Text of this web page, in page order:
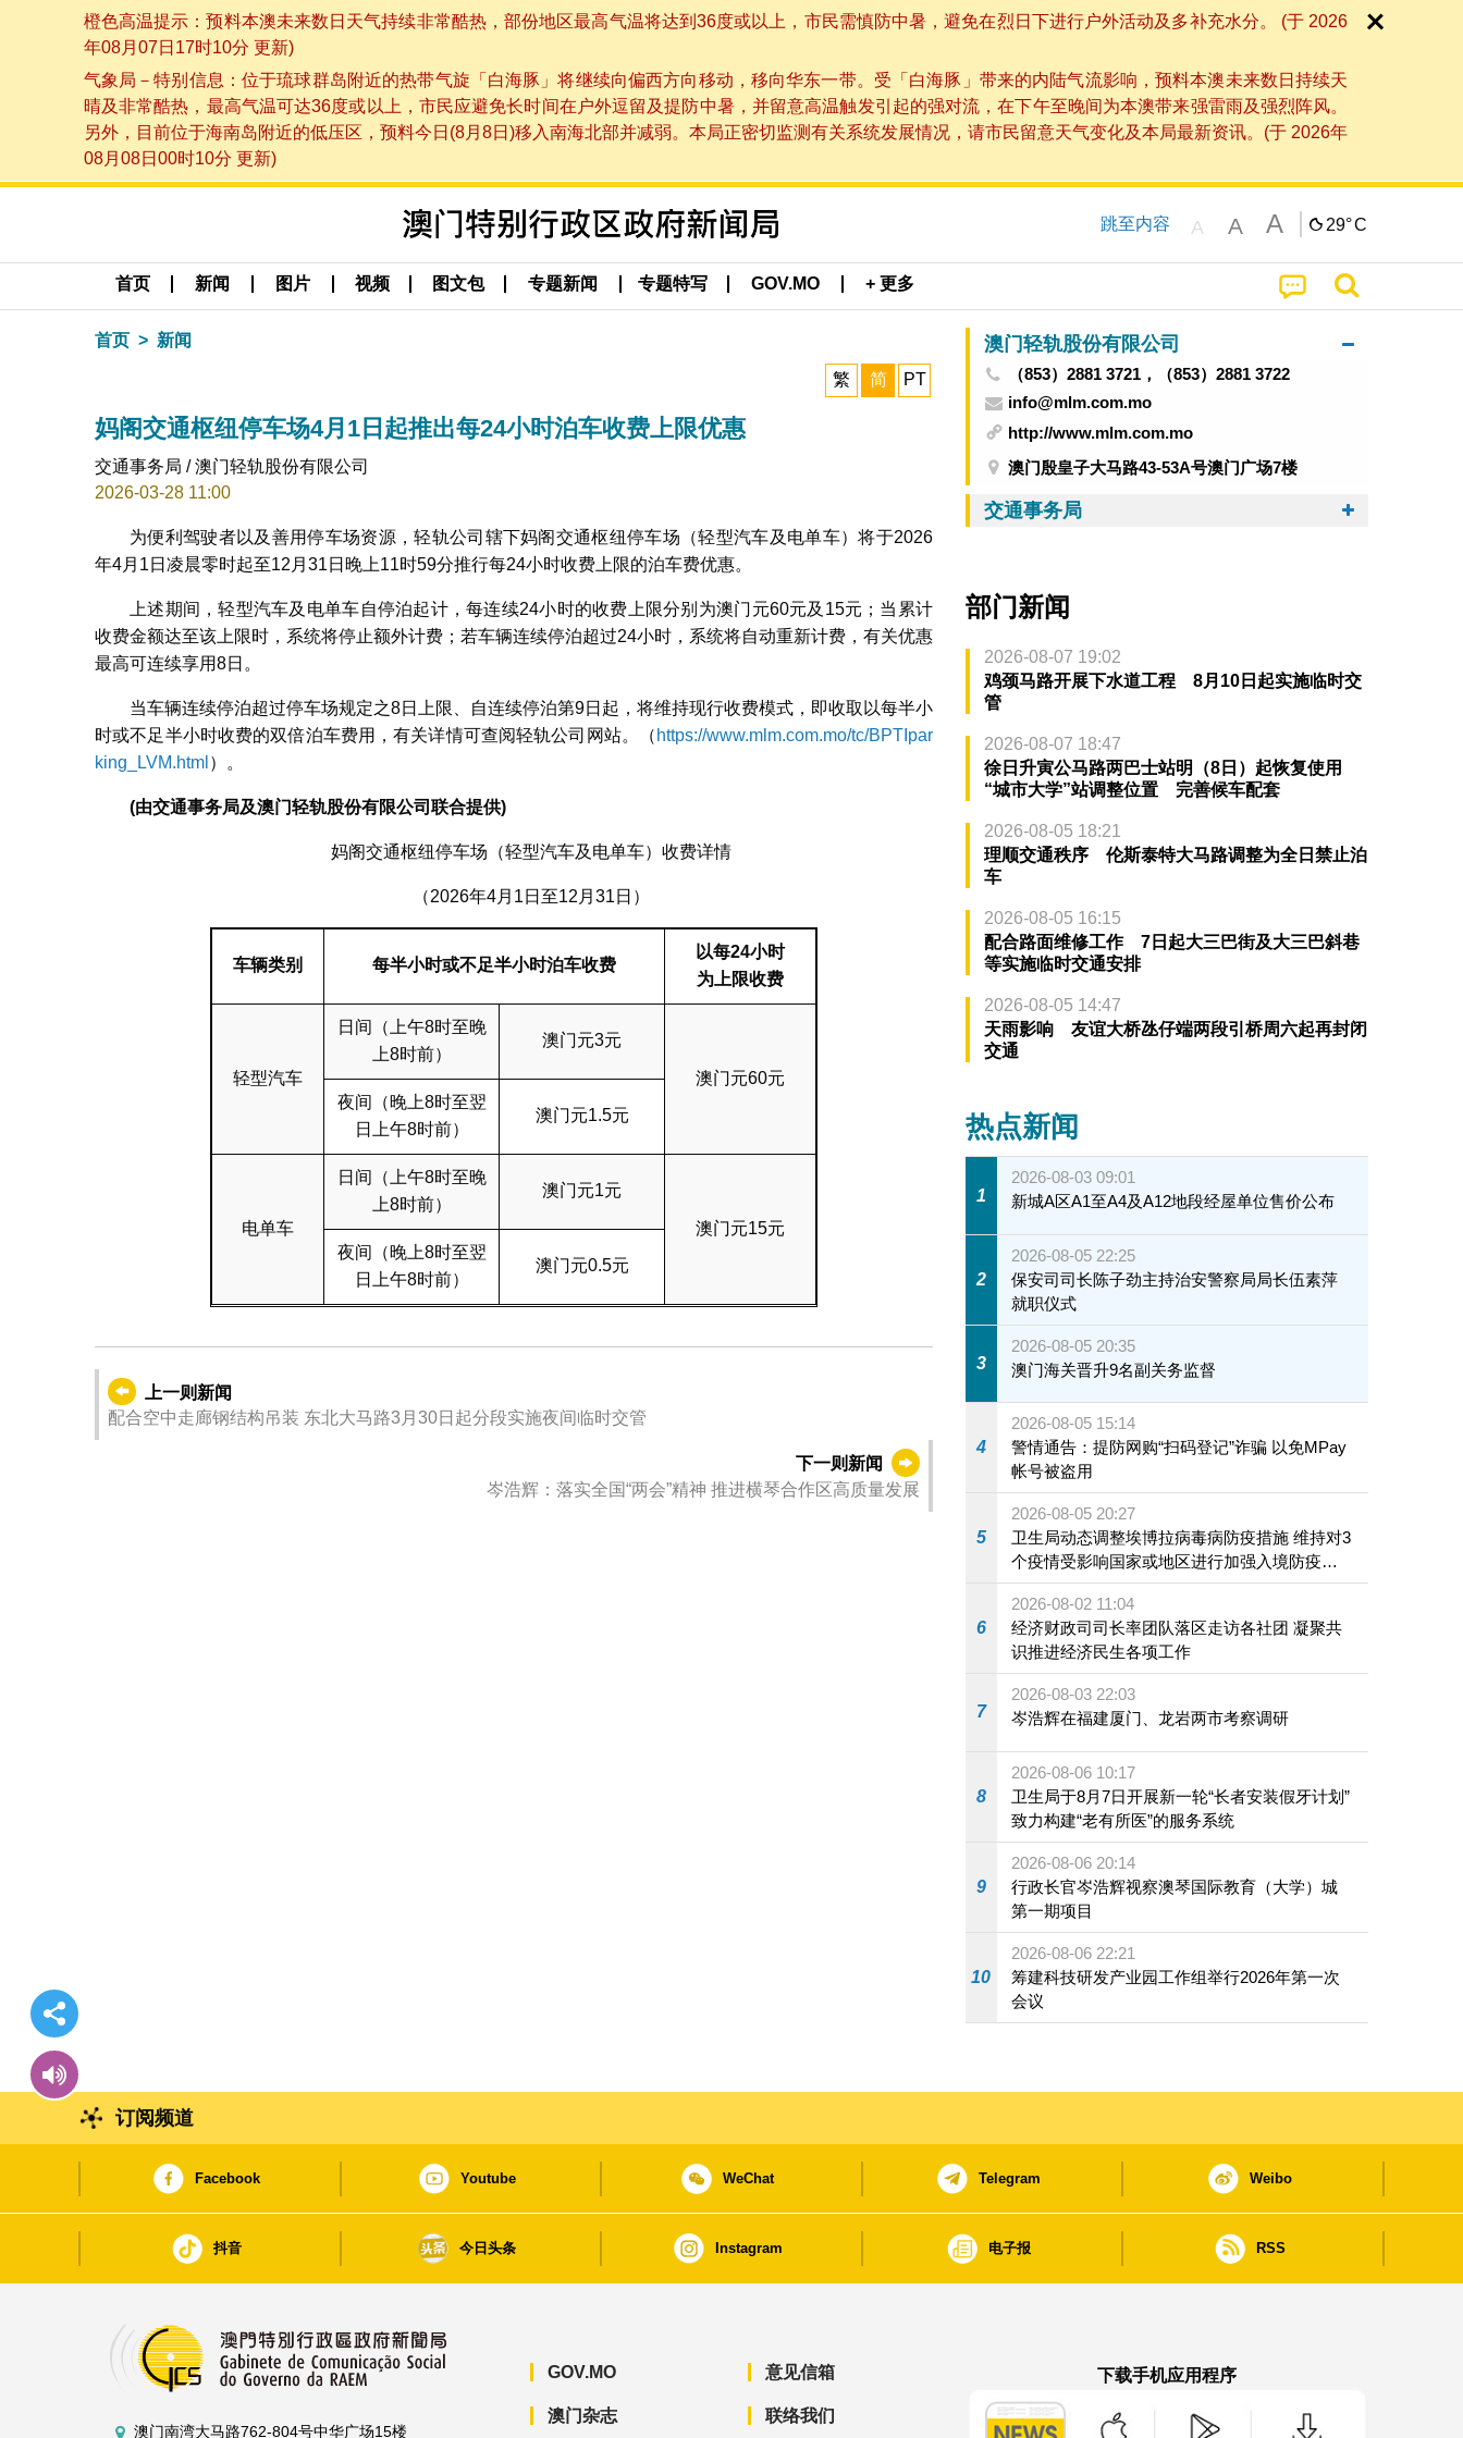
橙色高温提示：预料本澳未来数日天气持续非常酷热，部份地区最高气温将达到36度或以上，市民需慎防中暑，避免在烈日下进行户外活动及多补充水分。 (于 2026
年08月07日17时10分 更新)
气象局－特别信息：位于琉球群岛附近的热带气旋「白海豚」将继续向偏西方向移动，移向华东一带。受「白海豚」带来的内陆气流影响，预料本澳未来数日持续天
晴及非常酷热，最高气温可达36度或以上，市民应避免长时间在户外逗留及提防中暑，并留意高温触发引起的强对流，在下午至晚间为本澳带来强雷雨及强烈阵风。
另外，目前位于海南岛附近的低压区，预料今日(8月8日)移入南海北部并减弱。本局正密切监测有关系统发展情况，请市民留意天气变化及本局最新资讯。(于 2026年
08月08日00时10分 更新)
跳至内容 A A A 29°C
首页 新闻 图片 视频 图文包 专题新闻 专题特写 GOV.MO + 更多
首页 新闻
繁 简 PT
妈阁交通枢纽停车场4月1日起推出每24小时泊车收费上限优惠
交通事务局 / 澳门轻轨股份有限公司
2026-03-28 11:00
为便利驾驶者以及善用停车场资源，轻轨公司辖下妈阁交通枢纽停车场（轻型汽车及电单车）将于2026
年4月1日凌晨零时起至12月31日晚上11时59分推行每24小时收费上限的泊车费优惠。
上述期间，轻型汽车及电单车自停泊起计，每连续24小时的收费上限分别为澳门元60元及15元；当累计
收费金额达至该上限时，系统将停止额外计费；若车辆连续停泊超过24小时，系统将自动重新计费，有关优惠
最高可连续享用8日。
当车辆连续停泊超过停车场规定之8日上限、自连续停泊第9日起，将维持现行收费模式，即收取以每半小
时或不足半小时收费的双倍泊车费用，有关详情可查阅轻轨公司网站。（ https://www.mlm.com.mo/tc/BPTIpar
king_LVM.html ）。
(由交通事务局及澳门轻轨股份有限公司联合提供)
妈阁交通枢纽停车场（轻型汽车及电单车）收费详情
（2026年4月1日至12月31日）
车辆类别 每半小时或不足半小时泊车收费
以每24小时
为上限收费
轻型汽车
日间（上午8时至晚
上8时前）
澳门元3元
澳门元60元
夜间（晚上8时至翌
日上午8时前）
澳门元1.5元
电单车
日间（上午8时至晚
上8时前）
澳门元1元
澳门元15元
夜间（晚上8时至翌
日上午8时前）
澳门元0.5元
上一则新闻
配合空中走廊钢结构吊装 东北大马路3月30日起分段实施夜间临时交管
下一则新闻
岑浩辉：落实全国“两会”精神 推进横琴合作区高质量发展
澳门轻轨股份有限公司
（853）2881 3721，（853）2881 3722
info@mlm.com.mo
http://www.mlm.com.mo
澳门殷皇子大马路43-53A号澳门广场7楼
交通事务局
部门新闻
2026-08-07 19:02
鸡颈马路开展下水道工程 8月10日起实施临时交
管
2026-08-07 18:47
徐日升寅公马路两巴士站明（8日）起恢复使用
“城市大学”站调整位置 完善候车配套
2026-08-05 18:21
理顺交通秩序 伦斯泰特大马路调整为全日禁止泊
车
2026-08-05 16:15
配合路面维修工作 7日起大三巴街及大三巴斜巷
等实施临时交通安排
2026-08-05 14:47
天雨影响 友谊大桥氹仔端两段引桥周六起再封闭
交通
热点新闻
1
2026-08-03 09:01
新城A区A1至A4及A12地段经屋单位售价公布
2
2026-08-05 22:25
保安司司长陈子劲主持治安警察局局长伍素萍
就职仪式
3
2026-08-05 20:35
澳门海关晋升9名副关务监督
4
2026-08-05 15:14
警情通告：提防网购“扫码登记”诈骗 以免MPay
帐号被盗用
5
2026-08-05 20:27
卫生局动态调整埃博拉病毒病防疫措施 维持对3
个疫情受影响国家或地区进行加强入境防疫措
施
6
2026-08-02 11:04
经济财政司司长率团队落区走访各社团 凝聚共
识推进经济民生各项工作
7
2026-08-03 22:03
岑浩辉在福建厦门、龙岩两市考察调研
8
2026-08-06 10:17
卫生局于8月7日开展新一轮“长者安装假牙计划”
致力构建“老有所医”的服务系统
9
2026-08-06 20:14
行政长官岑浩辉视察澳琴国际教育（大学）城
第一期项目
10
2026-08-06 22:21
筹建科技研发产业园工作组举行2026年第一次
会议
订阅频道
Facebook Youtube WeChat Telegram Weibo
抖音 今日头条 Instagram 电子报 RSS
澳门南湾大马路762-804号中华广场15楼
GOV.MO
澳门杂志
意见信箱
联络我们
下载手机应用程序